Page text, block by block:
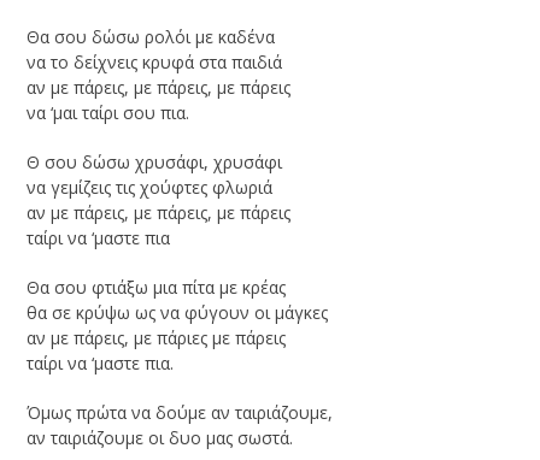
Θα σου δώσω ρολόι με καδένα
να το δείχνεις κρυφά στα παιδιά
αν με πάρεις, με πάρεις, με πάρεις
να ‘μαι ταίρι σου πια.
Θ σου δώσω χρυσάφι, χρυσάφι
να γεμίζεις τις χούφτες φλωριά
αν με πάρεις, με πάρεις, με πάρεις
ταίρι να ‘μαστε πια
Θα σου φτιάξω μια πίτα με κρέας
θα σε κρύψω ως να φύγουν οι μάγκες
αν με πάρεις, με πάριες με πάρεις
ταίρι να ‘μαστε πια.
Όμως πρώτα να δούμε αν ταιριάζουμε,
αν ταιριάζουμε οι δυο μας σωστά.